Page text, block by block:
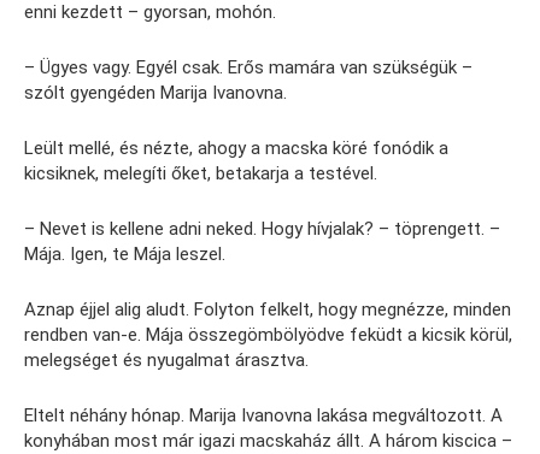
enni kezdett – gyorsan, mohón.
– Ügyes vagy. Egyél csak. Erős mamára van szükségük –
szólt gyengéden Marija Ivanovna.
Leült mellé, és nézte, ahogy a macska köré fonódik a
kicsiknek, melegíti őket, betakarja a testével.
– Nevet is kellene adni neked. Hogy hívjalak? – töprengett. –
Mája. Igen, te Mája leszel.
Aznap éjjel alig aludt. Folyton felkelt, hogy megnézze, minden
rendben van-e. Mája összegömbölyödve feküdt a kicsik körül,
melegséget és nyugalmat árasztva.
Eltelt néhány hónap. Marija Ivanovna lakása megváltozott. A
konyhában most már igazi macskaház állt. A három kiscica –